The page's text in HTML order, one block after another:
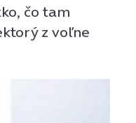
čo tam
z voľne